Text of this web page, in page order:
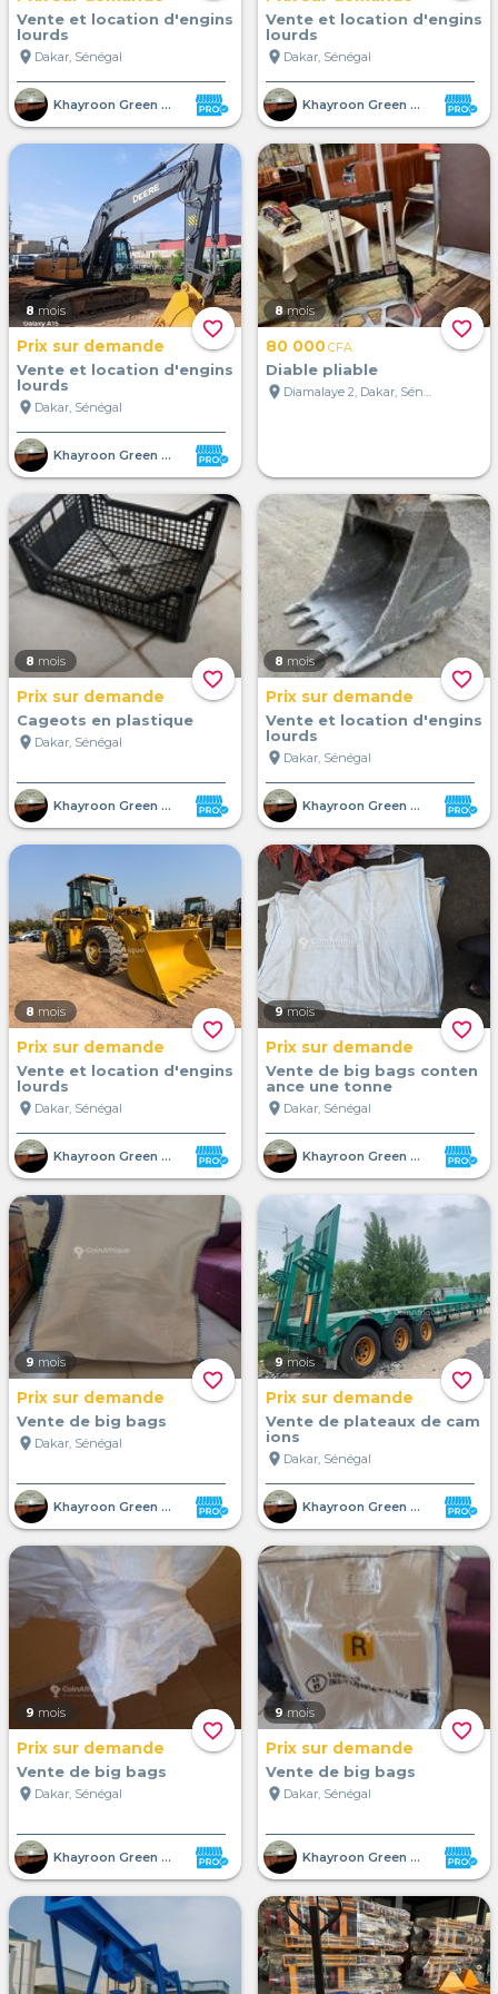
Vente et location d'engins
lourds
location_on Dakar, Sénégal
Khayroon Green Shelter SUARL
Vente et location d'engins
lourds
location_on Dakar, Sénégal
Khayroon Green Shelter SUARL
favorite_border
8 mois
Prix sur demande
Vente et location d'engins
lourds
location_on Dakar, Sénégal
Khayroon Green Shelter SUARL
favorite_border
8 mois
80 000CFA
Diable pliable
location_on
Diamalaye 2, Dakar, Sénégal
favorite_border
8 mois
Prix sur demande
Cageots en plastique
location_on Dakar, Sénégal
Khayroon Green Shelter SUARL
favorite_border
8 mois
Prix sur demande
Vente et location d'engins
lourds
location_on Dakar, Sénégal
Khayroon Green Shelter SUARL
favorite_border
8 mois
Prix sur demande
Vente et location d'engins
lourds
location_on Dakar, Sénégal
Khayroon Green Shelter SUARL
favorite_border
9 mois
Prix sur demande
Vente de big bags conten
ance une tonne
location_on Dakar, Sénégal
Khayroon Green Shelter SUARL
favorite_border
9 mois
Prix sur demande
Vente de big bags
location_on Dakar, Sénégal
Khayroon Green Shelter SUARL
favorite_border
9 mois
Prix sur demande
Vente de plateaux de cam
ions
location_on Dakar, Sénégal
Khayroon Green Shelter SUARL
favorite_border
9 mois
Prix sur demande
Vente de big bags
location_on Dakar, Sénégal
Khayroon Green Shelter SUARL
favorite_border
9 mois
Prix sur demande
Vente de big bags
location_on Dakar, Sénégal
Khayroon Green Shelter SUARL